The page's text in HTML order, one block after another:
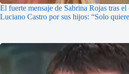
El fuerte mensaje de Sabrina Rojas tras
Luciano Castro por sus hijos: “Solo